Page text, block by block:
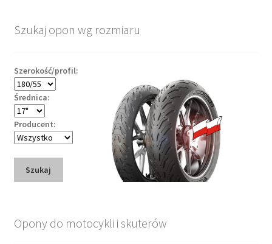
Szukaj opon wg rozmiaru
Szerokość/profil:
Średnica:
Producent:
Szukaj
Opony do motocykli i skuterów